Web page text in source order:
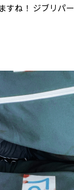
すね！ ジブリパ